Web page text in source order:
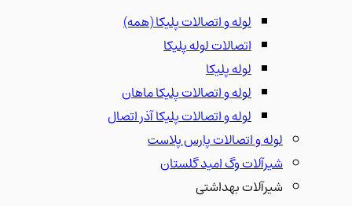
لوله و اتصالات پلیکا(همه)
اتصالات لوله پلیکا
لوله پلیکا
لوله و اتصالات پلیکا ماهان
لوله و اتصالات پلیکا آذر اتصال
لوله و اتصالات پارس پلاست
شیرآلات وگ امید گلستان
شیرآلات بهداشتی